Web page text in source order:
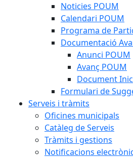
Noticies POUM
Calendari POUM
Programa de
Documentació
Anunci POUM
Avanç POUM
Document
Formulari de
Serveis i tràmits
Oficines municipals
Catàleg de Serveis
Tràmits i gestions
Notificacions